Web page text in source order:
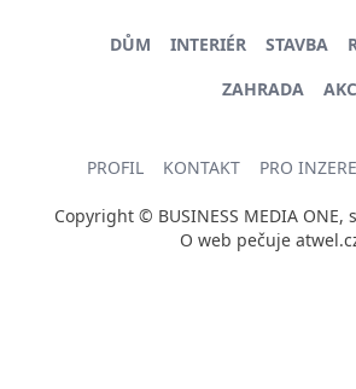
DŮM INTERIÉR STAVBA
ZAHRADA
PROFIL KONTAKT PRO
Copyright © BUSINESS MEDIA ONE,